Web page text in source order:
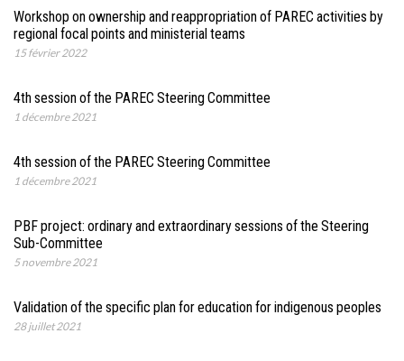
Workshop on ownership and reappropriation of PAREC activities by
regional focal points and ministerial teams
15 février 2022
4th session of the PAREC Steering Committee
1 décembre 2021
4th session of the PAREC Steering Committee
1 décembre 2021
PBF project: ordinary and extraordinary sessions of the Steering
Sub-Committee
5 novembre 2021
Validation of the specific plan for education for indigenous peoples
28 juillet 2021